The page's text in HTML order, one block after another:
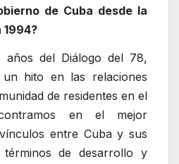
de Cuba desde la
años del Diálogo del 78,
hito en las relaciones
de residentes en el
en el mejor
entre Cuba y sus
términos de desarrollo y